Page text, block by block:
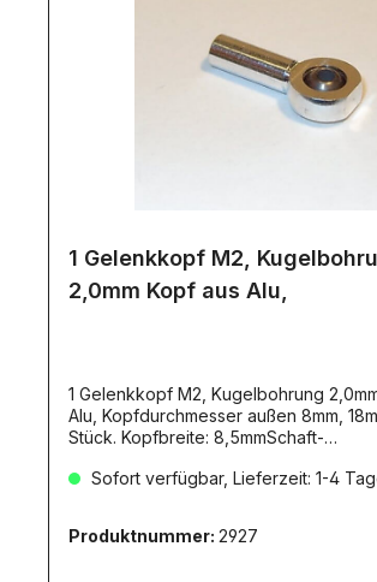
1 Gelenkkopf M2,
2,0mm Kopf aus Alu,
1 Gelenkkopf M2, Kugelbohrung
Alu, Kopfdurchmesser außen 8mm,
Stück. Kopfbreite: 8,5mmSchaft-
Sofort verfügbar, Lieferzeit: 1-4
Produktnummer: 2927